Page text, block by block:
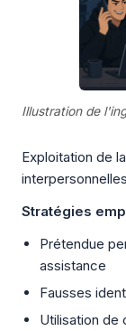
Illustration de
Exploitation de
Stratégies
Prétendue
assistance
Fausses
Utilisation de